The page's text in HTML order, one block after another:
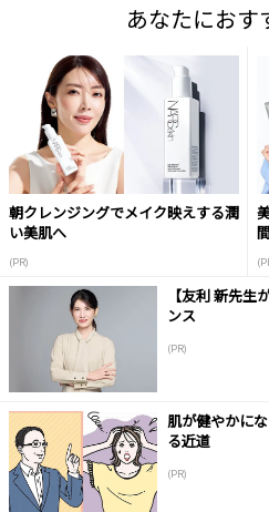
あなたにおす
朝クレンジングでメイク映えする潤
い美肌へ
(PR)
【友利 新先生
ンス
(PR)
肌が健やかに
る近道
(PR)